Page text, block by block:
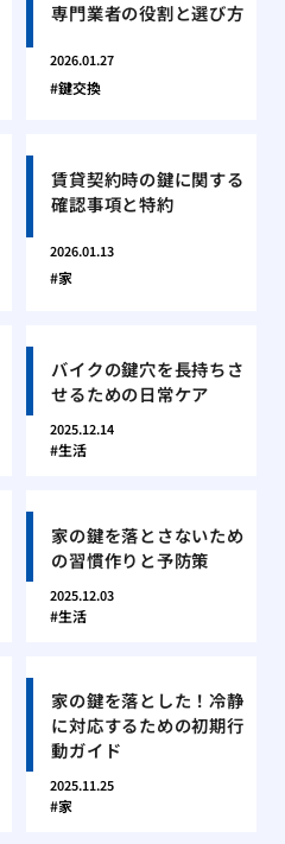
専門業者の役割と選び方
2026.01.27
鍵交換
賃貸契約時の鍵に関する
確認事項と特約
2026.01.13
家
バイクの鍵穴を長持ちさ
せるための日常ケア
2025.12.14
生活
家の鍵を落とさないため
の習慣作りと予防策
2025.12.03
生活
家の鍵を落とした！冷静
に対応するための初期行
動ガイド
2025.11.25
家